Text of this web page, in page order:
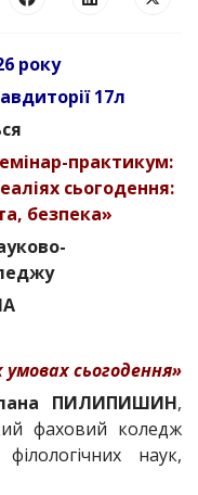
року
17л
практикум:
сьогодення:
безпека»
умовах сьогодення»
ПИЛИПИШИН,
фаховий коледж
наук,